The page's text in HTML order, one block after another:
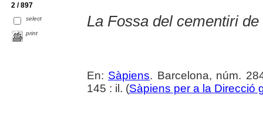
2 / 897
select
print
La Fossa del cementiri
En: Sàpiens. Barcelona, núm.
145 : il. (Sàpiens per a la Direcció